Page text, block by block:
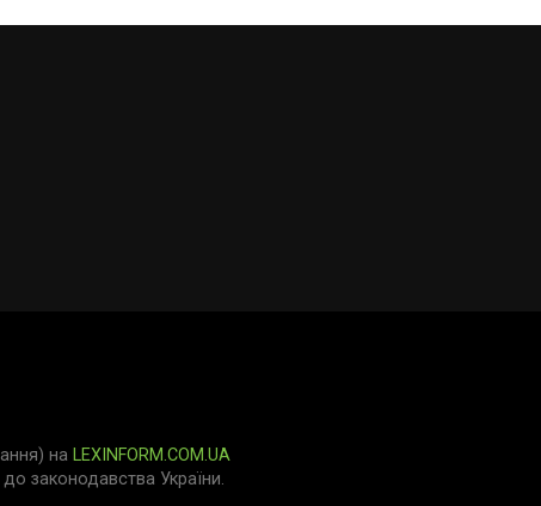
на LEXINFORM.COM.UA
законодавства України.